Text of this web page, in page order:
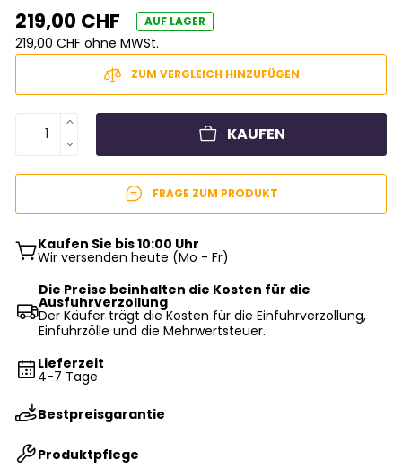
219,00 CHF AUF LAGER
219,00 CHF ohne MWSt.
ZUM VERGLEICH HINZUFÜGEN
KAUFEN
FRAGE ZUM PRODUKT
Kaufen Sie bis 10:00 Uhr
Wir versenden heute (Mo - Fr)
Die Preise beinhalten die Kosten für die
Ausfuhrverzollung
Der Käufer trägt die Kosten für die Einfuhrverzollung,
Einfuhrzölle und die Mehrwertsteuer.
Lieferzeit
4-7 Tage
Bestpreisgarantie
Produktpflege